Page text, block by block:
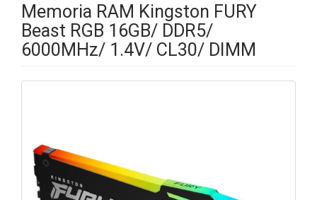
Memoria RAM Kingston FURY
Beast RGB 16GB/ DDR5/
6000MHz/ 1.4V/ CL30/ DIMM